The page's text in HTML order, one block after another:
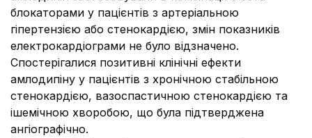
блокаторами у пацієнтів з артеріальною
гіпертензією або стенокардією, змін показників
електрокардіограми не було відзначено.
Спостерігалися позитивні клінічні ефекти
амлодипіну у пацієнтів з хронічною стабільною
стенокардією, вазоспастичною стенокардією та
ішемічною хворобою, що була підтверджена
ангіографічно.